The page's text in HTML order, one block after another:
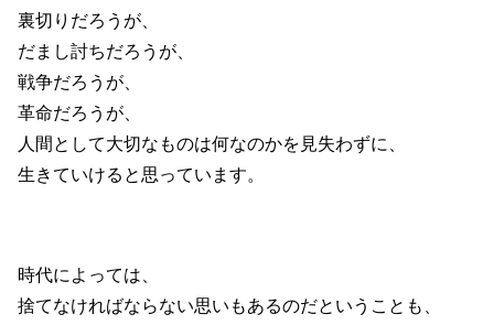
裏切りだろうが、
だまし討ちだろうが、
戦争だろうが、
革命だろうが、
人間として大切なものは何なのかを見失わずに、
生きていけると思っています。
時代によっては、
捨てなければならない思いもあるのだということも、